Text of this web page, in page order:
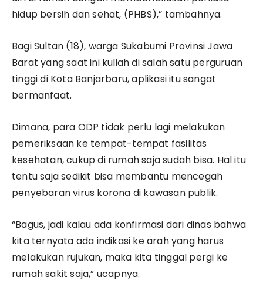
hidup bersih dan sehat, (PHBS),” tambahnya.
Bagi Sultan (18), warga Sukabumi Provinsi Jawa
Barat yang saat ini kuliah di salah satu perguruan
tinggi di Kota Banjarbaru, aplikasi itu sangat
bermanfaat.
Dimana, para ODP tidak perlu lagi melakukan
pemeriksaan ke tempat-tempat fasilitas
kesehatan, cukup di rumah saja sudah bisa. Hal itu
tentu saja sedikit bisa membantu mencegah
penyebaran virus korona di kawasan publik.
“Bagus, jadi kalau ada konfirmasi dari dinas bahwa
kita ternyata ada indikasi ke arah yang harus
melakukan rujukan, maka kita tinggal pergi ke
rumah sakit saja,” ucapnya.